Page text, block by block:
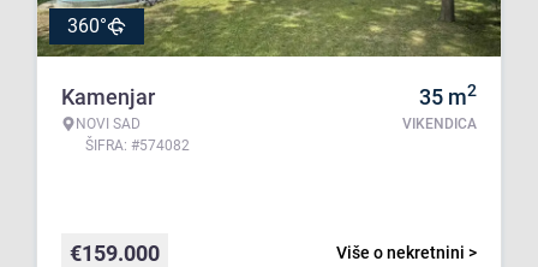
360°
Kamenjar
NOVI SAD
ŠIFRA: #574082
35 m2
VIKENDICA
Više o nekretnini >
€159.000